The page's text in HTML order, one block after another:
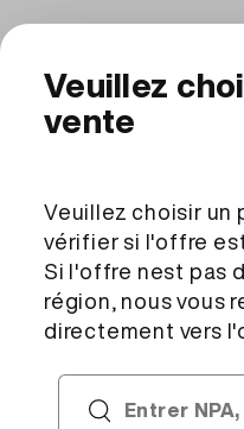
TVA (2.6%) incl.
Aucun point